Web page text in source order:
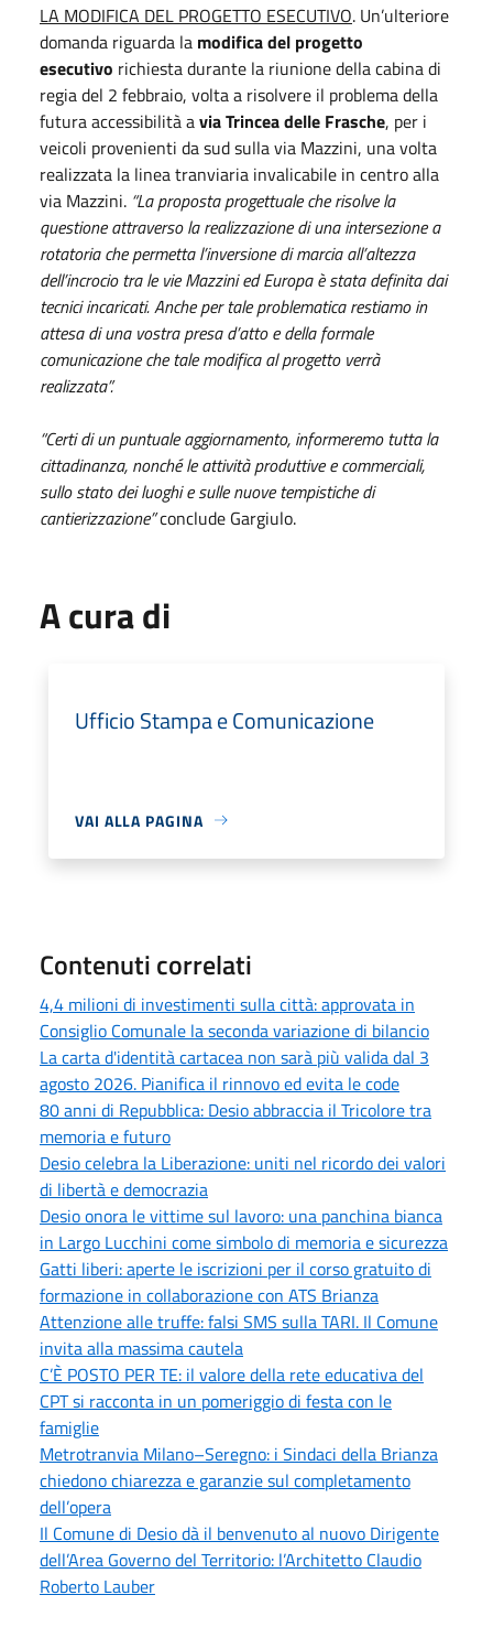
LA MODIFICA DEL PROGETTO ESECUTIVO. Un’ulteriore
domanda riguarda la modifica del progetto
esecutivo richiesta durante la riunione della cabina di
regia del 2 febbraio, volta a risolvere il problema della
futura accessibilità avia Trincea delle Frasche, per i
veicoli provenienti da sud sulla via Mazzini, una volta
realizzata la linea tranviaria invalicabile in centro alla
via Mazzini. “La proposta progettuale che risolve la
questione attraverso la realizzazione di una intersezione a
rotatoria che permetta l’inversione di marcia all’altezza
dell’incrocio tra le vie Mazzini ed Europa è stata definita dai
tecnici incaricati. Anche per tale problematica restiamo in
attesa di una vostra presa d’atto e della formale
comunicazione che tale modifica al progetto verrà
realizzata”.
“Certi di un puntuale aggiornamento, informeremo tutta la
cittadinanza, nonché le attività produttive e commerciali,
sullo stato dei luoghi e sulle nuove tempistiche di
cantierizzazione”conclude Gargiulo.
A cura di
Ufficio Stampa e Comunicazione
VAI ALLA PAGINA
Contenuti correlati
4,4 milioni di investimenti sulla città: approvata in
Consiglio Comunale la seconda variazione di bilancio
La carta d'identità cartacea non sarà più valida dal 3
agosto 2026. Pianifica il rinnovo ed evita le code
80 anni di Repubblica: Desio abbraccia il Tricolore tra
memoria e futuro
Desio celebra la Liberazione: uniti nel ricordo dei valori
di libertà e democrazia
Desio onora le vittime sul lavoro: una panchina bianca
in Largo Lucchini come simbolo di memoria e sicurezza
Gatti liberi: aperte le iscrizioni per il corso gratuito di
formazione in collaborazione con ATS Brianza
Attenzione alle truffe: falsi SMS sulla TARI. Il Comune
invita alla massima cautela
C’È POSTO PER TE: il valore della rete educativa del
CPT si racconta in un pomeriggio di festa con le
famiglie
Metrotranvia Milano–Seregno: i Sindaci della Brianza
chiedono chiarezza e garanzie sul completamento
dell’opera
Il Comune di Desio dà il benvenuto al nuovo Dirigente
dell’Area Governo del Territorio: l’Architetto Claudio
Roberto Lauber